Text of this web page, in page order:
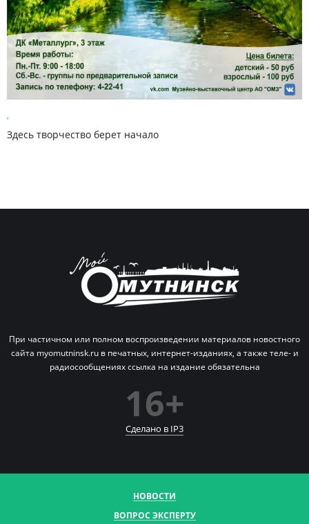
,
Здесь творчество берет начало
При частичном или полном воспроизведении материалов новостного
сайта myomutninsk.ru в печатных, интернет-изданиях, а также теле- и
радиосообщениях ссылка на издание обязательна
16+
Сделано в IP3
НОВОСТИ
ВОПРОС ЭКСПЕРТУ